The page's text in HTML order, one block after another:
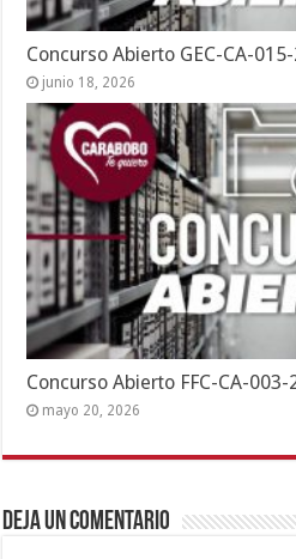
Concurso Abierto GEC-CA-
junio 18, 2026
Concurso Abierto FFC-CA-003-
mayo 20, 2026
Deja un comentario